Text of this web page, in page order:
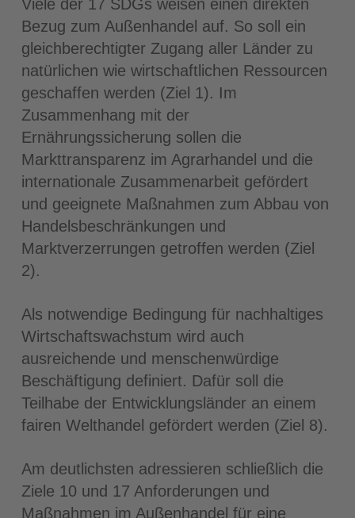
Viele der 17 SDGs weisen einen direkten
Bezug zum Außenhandel auf. So soll ein
gleichberechtigter Zugang aller Länder zu
natürlichen wie wirtschaftlichen Ressourcen
geschaffen werden (Ziel 1). Im
Zusammenhang mit der
Ernährungssicherung sollen die
Markttransparenz im Agrarhandel und die
internationale Zusammenarbeit gefördert
und geeignete Maßnahmen zum Abbau von
Handelsbeschränkungen und
Marktverzerrungen getroffen werden (Ziel
2).
Als notwendige Bedingung für nachhaltiges
Wirtschaftswachstum wird auch
ausreichende und menschenwürdige
Beschäftigung definiert. Dafür soll die
Teilhabe der Entwicklungsländer an einem
fairen Welthandel gefördert werden (Ziel 8).
Am deutlichsten adressieren schließlich die
Ziele 10 und 17 Anforderungen und
Maßnahmen im Außenhandel für eine